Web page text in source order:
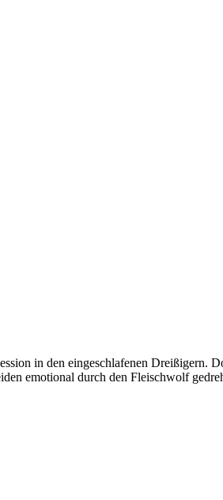
in den eingeschlafenen
emotional durch den Fleischwolf